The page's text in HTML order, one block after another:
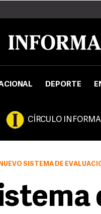
DEPORTE
CÍRCULO
SISTEMA DE